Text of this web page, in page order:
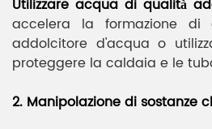
Utilizzare acqua di qualità
accelera la formazione di
addolcitore d'acqua o
proteggere la caldaia e le
2. Manipolazione di sostanze